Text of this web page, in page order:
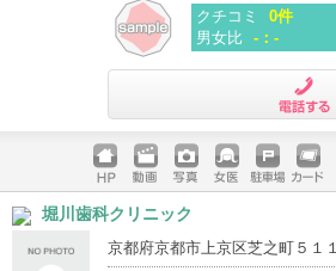
クチコミ
0件
男女比 -：-
ホームペ
ージ
動画 写真 女医 駐車場
クレジッ
堀川歯科クリニック
京都府京都市上京区芝之町５１１